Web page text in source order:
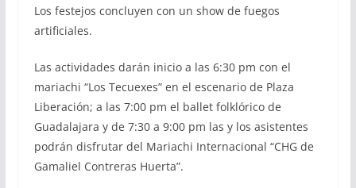
Los festejos concluyen con un show de fuegos
artificiales.
Las actividades darán inicio a las 6:30 pm con el
mariachi “Los Tecuexes” en el escenario de Plaza
Liberación; a las 7:00 pm el ballet folklórico de
Guadalajara y de 7:30 a 9:00 pm las y los asistentes
podrán disfrutar del Mariachi Internacional “CHG de
Gamaliel Contreras Huerta”.